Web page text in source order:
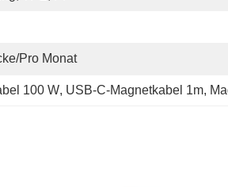
pro Monat
100 W, USB-C-Magnetkabel 1m,